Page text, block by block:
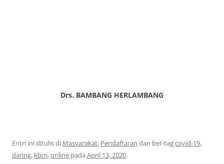
Drs. BAMBANG HERLAMBANG
Entri ini ditulis di Masyarakat, Pendaftaran dan ber-tagcovid-19,
daring, kbm,online pada April 13, 2020.